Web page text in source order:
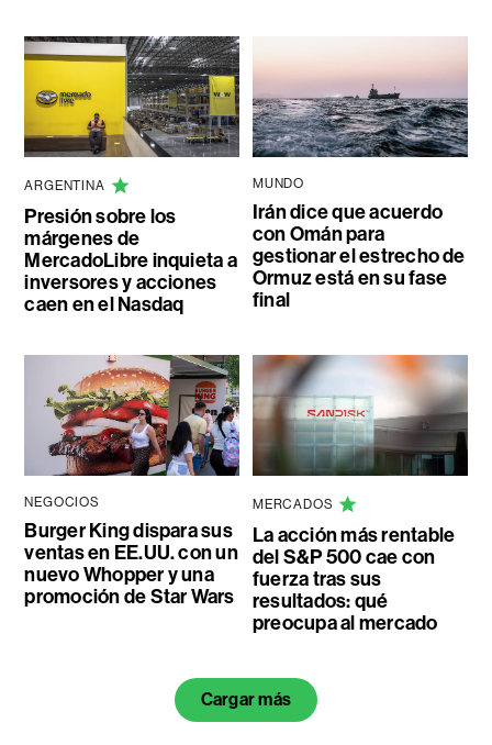
ARGENTINA
Presión sobre los
márgenes de
MercadoLibre inquieta a
inversores y acciones
caen en el Nasdaq
MUNDO
Irán dice que acuerdo
con Omán para
gestionar el estrecho de
Ormuz está en su fase
final
NEGOCIOS
Burger King dispara sus
ventas en EE.UU. con un
nuevo Whopper y una
promoción de Star Wars
MERCADOS
La acción más rentable
del S&P 500 cae con
fuerza tras sus
resultados: qué
preocupa al mercado
Cargar más